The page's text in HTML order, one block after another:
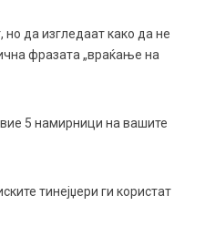
да изгледаат како да не
фразата „враќање на
5 намирници на вашите
тинејџери ги користат